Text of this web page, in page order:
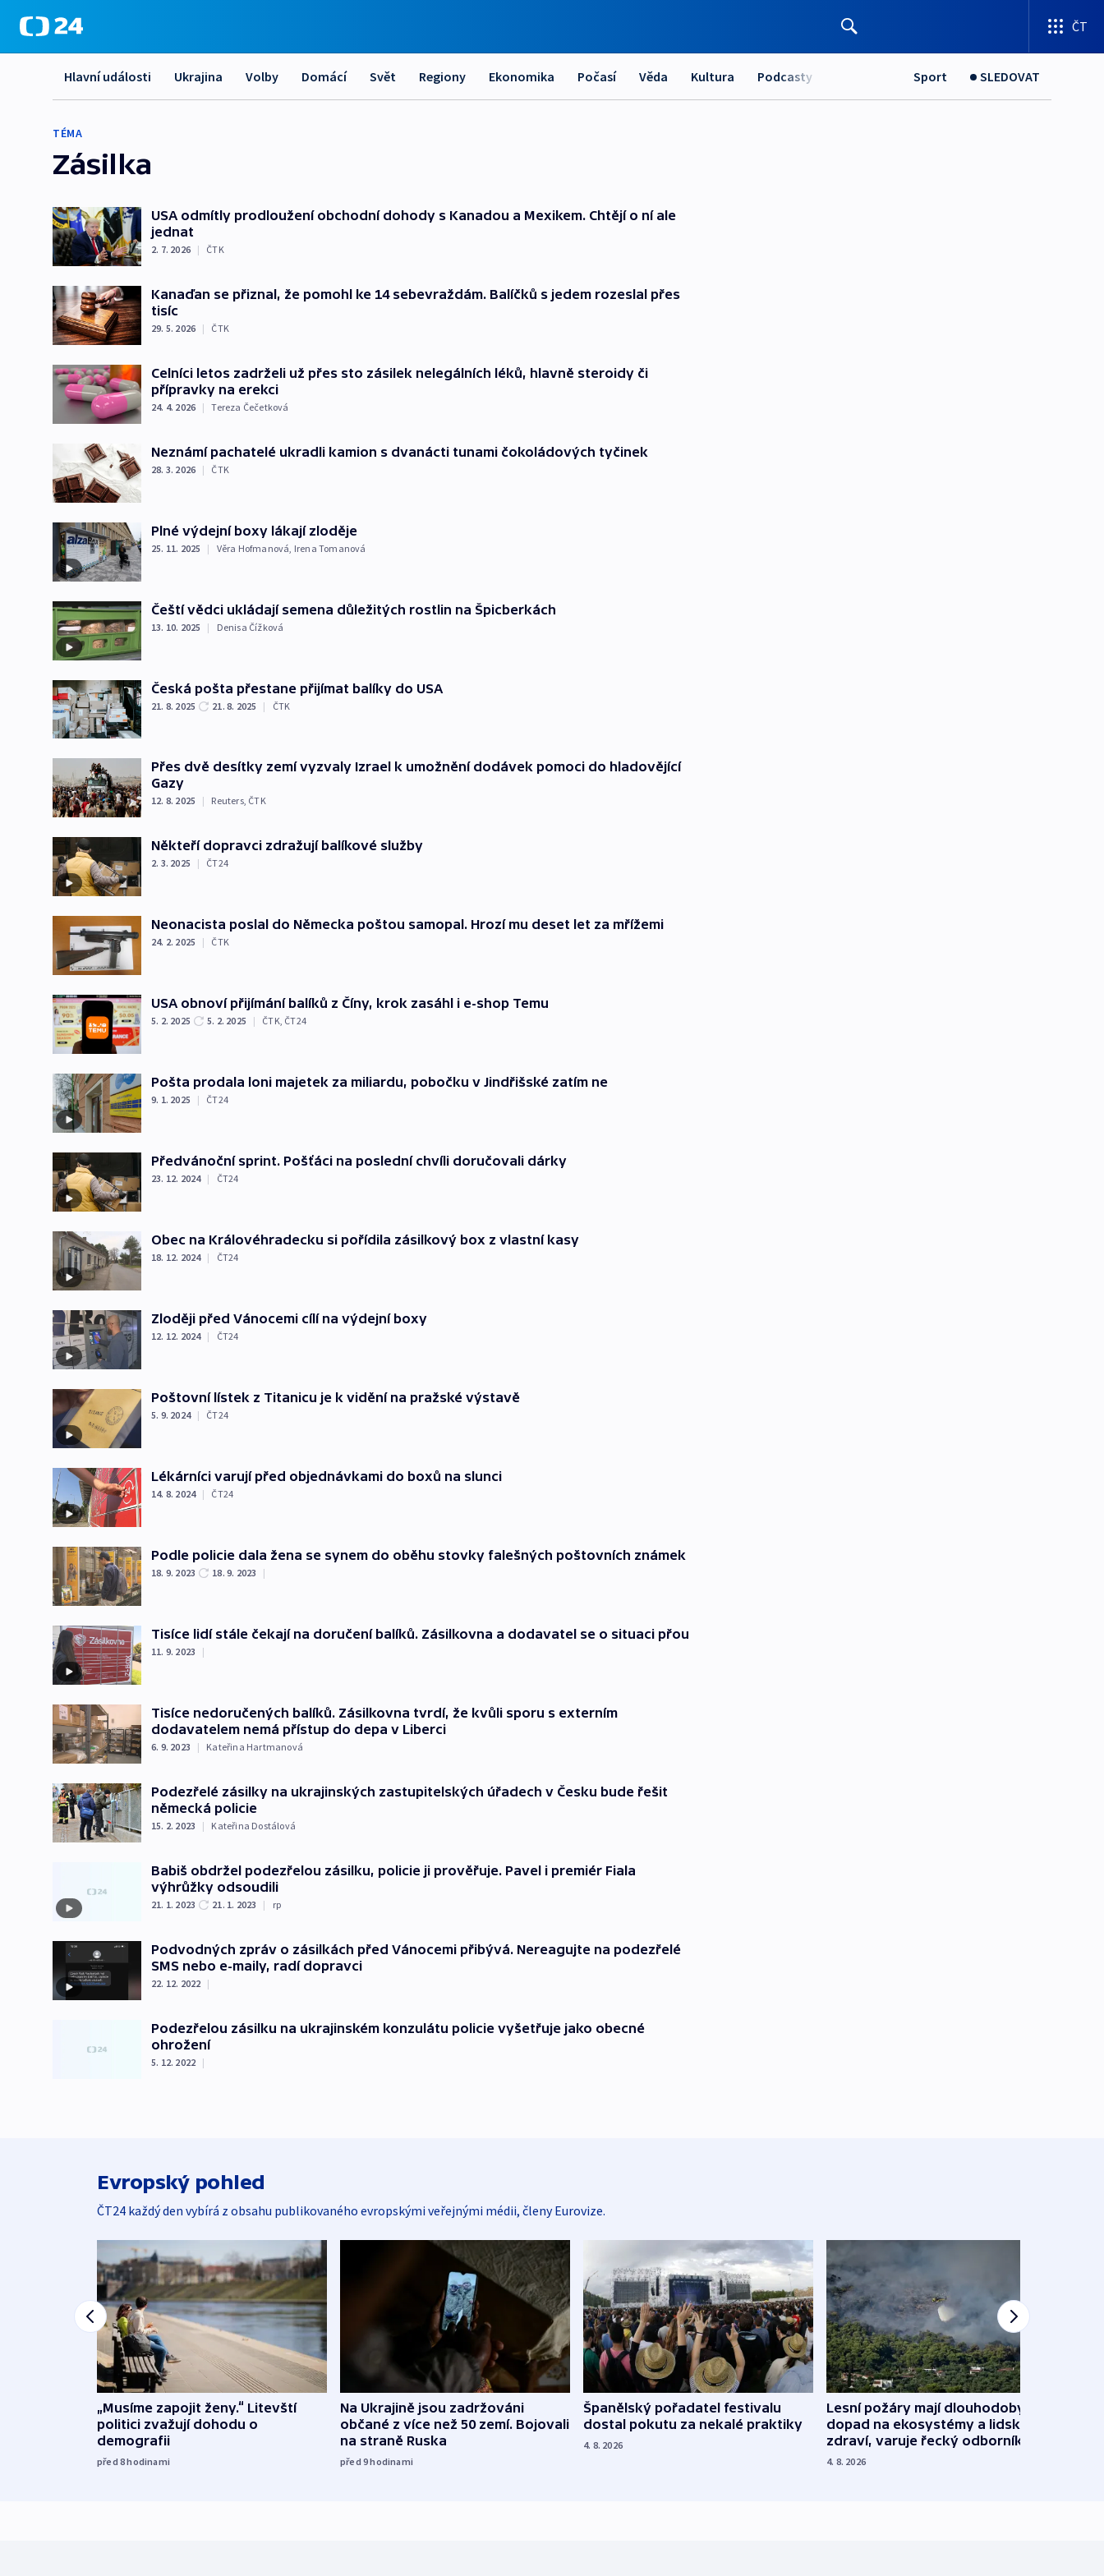
ČT
Hlavní události Ukrajina Volby Domácí Svět Regiony Ekonomika Počasí Věda Kultura Podcasty Sport SLEDOVAT
TÉMA
Zásilka
USA odmítly prodloužení obchodní dohody s Kanadou a Mexikem. Chtějí o ní ale
jednat
2. 7. 2026 | ČTK
Kanaďan se přiznal, že pomohl ke 14 sebevraždám. Balíčků s jedem rozeslal přes
tisíc
29. 5. 2026 | ČTK
Celníci letos zadrželi už přes sto zásilek nelegálních léků, hlavně steroidy či
přípravky na erekci
24. 4. 2026 | Tereza Čečetková
Neznámí pachatelé ukradli kamion s dvanácti tunami čokoládových tyčinek
28. 3. 2026 | ČTK
Plné výdejní boxy lákají zloděje
25. 11. 2025 | Věra Hofmanová Irena Tomanová
Čeští vědci ukládají semena důležitých rostlin na Špicberkách
13. 10. 2025 | Denisa Čížková
Česká pošta přestane přijímat balíky do USA
21. 8. 2025 21. 8. 2025 | ČTK
Přes dvě desítky zemí vyzvaly Izrael k umožnění dodávek pomoci do hladovějící
Gazy
12. 8. 2025 | Reuters, ČTK
Někteří dopravci zdražují balíkové služby
2. 3. 2025 | ČT24
Neonacista poslal do Německa poštou samopal. Hrozí mu deset let za mřížemi
24. 2. 2025 | ČTK
USA obnoví přijímání balíků z Číny, krok zasáhl i e-shop Temu
5. 2. 2025 5. 2. 2025 | ČTK, ČT24
Pošta prodala loni majetek za miliardu, pobočku v Jindřišské zatím ne
9. 1. 2025 | ČT24
Předvánoční sprint. Pošťáci na poslední chvíli doručovali dárky
23. 12. 2024 | ČT24
Obec na Královéhradecku si pořídila zásilkový box z vlastní kasy
18. 12. 2024 | ČT24
Zloději před Vánocemi cílí na výdejní boxy
12. 12. 2024 | ČT24
Poštovní lístek z Titanicu je k vidění na pražské výstavě
5. 9. 2024 | ČT24
Lékárníci varují před objednávkami do boxů na slunci
14. 8. 2024 | ČT24
Podle policie dala žena se synem do oběhu stovky falešných poštovních známek
18. 9. 2023 18. 9. 2023 |
Tisíce lidí stále čekají na doručení balíků. Zásilkovna a dodavatel se o situaci přou
11. 9. 2023 |
Tisíce nedoručených balíků. Zásilkovna tvrdí, že kvůli sporu s externím
dodavatelem nemá přístup do depa v Liberci
6. 9. 2023 | Kateřina Hartmanová
Podezřelé zásilky na ukrajinských zastupitelských úřadech v Česku bude řešit
německá policie
15. 2. 2023 | Kateřina Dostálová
Babiš obdržel podezřelou zásilku, policie ji prověřuje. Pavel i premiér Fiala
výhrůžky odsoudili
21. 1. 2023 21. 1. 2023 | rp
Podvodných zpráv o zásilkách před Vánocemi přibývá. Nereagujte na podezřelé
SMS nebo e-maily, radí dopravci
22. 12. 2022 |
Podezřelou zásilku na ukrajinském konzulátu policie vyšetřuje jako obecné
ohrožení
5. 12. 2022 |
Evropský pohled
ČT24 každý den vybírá z obsahu publikovaného evropskými veřejnými médii, členy Eurovize.
„Musíme zapojit ženy.“ Litevští
politici zvažují dohodu o
demografii
před 8hodinami
Na Ukrajině jsou zadržováni
občané z více než 50 zemí. Bojovali
na straně Ruska
před 9hodinami
Španělský pořadatel festivalu
dostal pokutu za nekalé praktiky
4. 8. 2026
Lesní požáry mají dlouhodobý
dopad na ekosystémy a lidské
zdraví, varuje řecký odborník
4. 8. 2026